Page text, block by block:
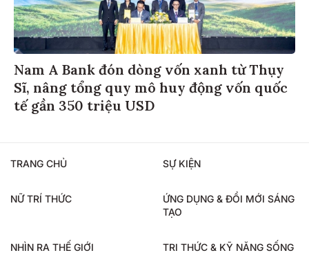
​​​​​​​Nam A Bank đón dòng vốn xanh từ Thụy
Sĩ, nâng tổng quy mô huy động vốn quốc
tế gần 350 triệu USD
TRANG CHỦ SỰ KIỆN
NỮ TRÍ THỨC
ỨNG DỤNG & ĐỔI MỚI SÁNG
TẠO
NHÌN RA THẾ GIỚI TRI THỨC & KỸ NĂNG SỐNG